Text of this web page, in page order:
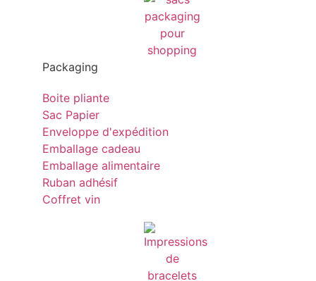
Packaging
Boite pliante
Sac Papier
Enveloppe d'expédition
Emballage cadeau
Emballage alimentaire
Ruban adhésif
Coffret vin